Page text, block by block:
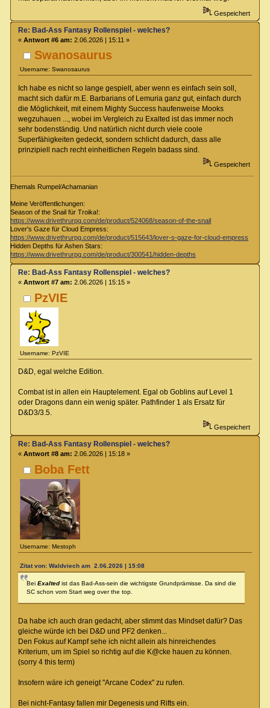
Gespeichert
Swanosaurus
Username: Swanosaurus
Re: Bad-Ass Fantasy Rollenspiel - welches?
« Antwort #6 am: 2.06.2026 | 15:11 »
Ich habe es nicht so lange gespielt, aber wenn es einfach sein soll,
macht sich dafür m.E. Barbarians of Lemuria ganz gut, einfach durch
die Möglichkeit, mit einem Mighty Success haufenweise Mooks
wegzuhauen ..., wobei im Vergleich zu Exalted ist das immer noch
sehr bodenständig. Und natürlich nicht durch viele coole
Superfähigkeiten gedeckt, sondern schlicht dadurch, dass alle
prinzipiell nach recht einheitlichen Regeln badass sind.
Gespeichert
Ehemals Rumpel/Achamanian
Meine Veröffentlichungen:
Season of the Snail für Troika!:
https://www.drivethrurpg.com/de/product/524068/season-of-the-snail
Lover's Gaze für Cloud Empress:
https://www.drivethrurpg.com/de/product/515643/lover-s-gaze-for-cloud-empress
Hidden Depths für Ashen Stars:
https://www.drivethrurpg.com/de/product/300541/hidden-depths
PzVIE
Username: PzVIE
Re: Bad-Ass Fantasy Rollenspiel - welches?
« Antwort #7 am: 2.06.2026 | 15:15 »
D&D, egal welche Edition.
Combat ist in allen ein Hauptelement. Egal ob Goblins auf Level 1
oder Dragons dann ein wenig später. Pathfinder 1 als Ersatz für
D&D3/3.5.
Gespeichert
Boba Fett
Username: Mestoph
Re: Bad-Ass Fantasy Rollenspiel - welches?
« Antwort #8 am: 2.06.2026 | 15:18 »
Zitat von: Waldviech am 2.06.2026 | 15:08
Bei Exaltedist das Bad-Ass-sein die wichtigste Grundprämisse. Da sind die
SC schon vom Start weg over the top.
Da habe ich auch dran gedacht, aber stimmt das Mindset dafür? Das
gleiche würde ich bei D&D und PF2 denken...
Den Fokus auf Kampf sehe ich nicht allein als hinreichendes
Kriterium, um im Spiel so richtig auf die K@cke hauen zu können.
(sorry 4 this term)
Insofern wäre ich geneigt "Arcane Codex" zu rufen.
Bei nicht-Fantasy fallen mir Degenesis und Rifts ein.